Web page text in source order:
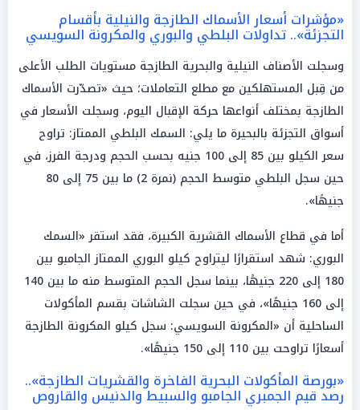
«مؤشرات أسعار الأسماك الطازجة والنيلية بأقسام
التجزئة».. تداولات البلطي والبوري والمكرونة السويسي
وسجلت الأصناف النيلية والبحرية الطازجة مستويات الطلب الأعلى
من قِبل المستهلكين مع مطلع التعاملات؛ حيث «تصدّرت الأسماك
الطازجة بمختلف أنواعها حركة الإقبال اليوم، وسجلت الأسعار في
أسواق التجزئة بالبحيرة ما يلي: السمك البلطي الممتاز: تراوح
سعر الكيلو بين 85 إلى 100 جنيه بحسب الحجم ودرجة الفرز، في
حين سجل البلطي متوسط الحجم (نمرة 2) ما بين 75 إلى 80
جنيهًا».
أما في قطاع الأسماك القشرية الكبيرة، فقد استقر «السمك
البوري: شهد استقرارًا ليتراوح كيلو البوري الممتاز الجامبو بين
180 إلى 220 جنيهًا، بينما سجل الحجم المتوسط منه ما بين 140
إلى 160 جنيهًا»، في حين سجلت الشاشات بقسم المأكولات
الساحلية أن «المكرونة السويسي: سجل كيلو المكرونة الطازجة
أسعارًا تراوحت بين 110 إلى 150 جنيهًا».
«بورصة المأكولات البحرية الفاخرة والقشريات الطازجة»..
رصد قيم الجمبري الجامبو والسبيط والدنيس والقاروص